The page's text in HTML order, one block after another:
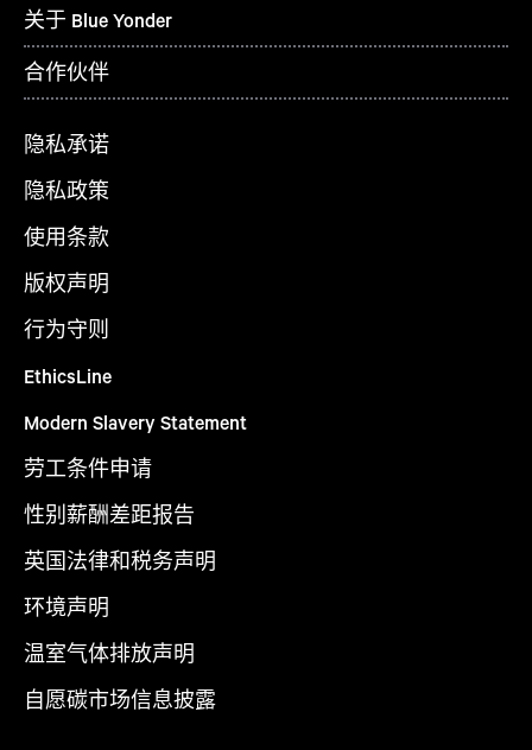
关于 Blue Yonder
合作伙伴
隐私承诺
隐私政策
使用条款
版权声明
行为守则
EthicsLine
Modern Slavery Statement
劳工条件申请
性别薪酬差距报告
英国法律和税务声明
环境声明
温室气体排放声明
自愿碳市场信息披露